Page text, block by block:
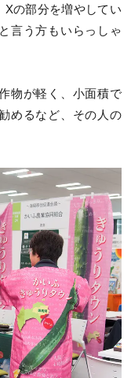
Xの部分を増やしてい
言う方もいらっしゃ
物が軽く、小面積で
めるなど、その人の